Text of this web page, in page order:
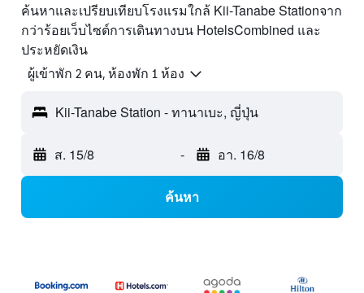
ค้นหาและเปรียบเทียบโรงแรมใกล้ Kii-Tanabe Stationจาก
กว่าร้อยเว็บไซต์การเดินทางบน HotelsCombined และ
ประหยัดเงิน
ผู้เข้าพัก 2 คน, ห้องพัก 1 ห้อง
Kii-Tanabe Station - ทานาเบะ, ญี่ปุ่น
ส. 15/8 - อา. 16/8
ค้นหา